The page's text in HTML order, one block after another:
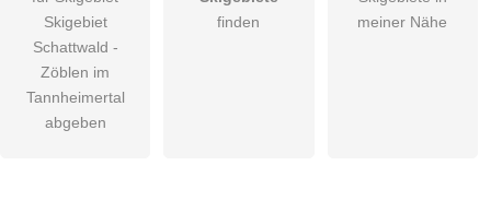
öffentliche Frage stellen
Hinweis:Bitte beachten Sie, öffentliche Fragen sind
Besucher sichtbar
Skigebiet
Schattwald -
Zöblen im
Tannheimertal
abgeben
finden
meiner Nähe